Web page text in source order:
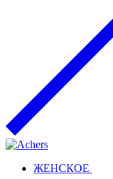
ЖЕНСКОЕ